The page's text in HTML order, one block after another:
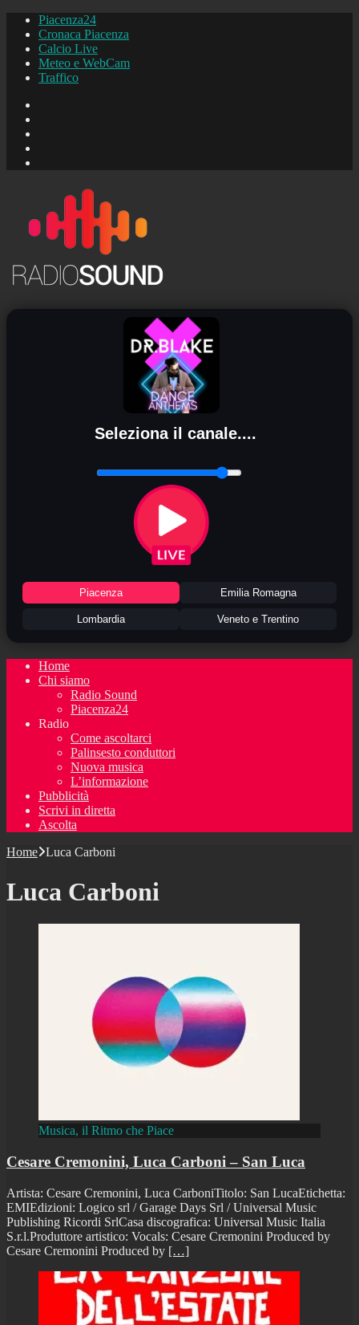
Piacenza24
Cronaca Piacenza
Calcio Live
Meteo e WebCam
Traffico
Seleziona il canale....
Piacenza Emilia Romagna
Lombardia Veneto e Trentino
Home
Chi siamo
Radio Sound
Piacenza24
Radio
Come ascoltarci
Palinsesto conduttori
Nuova musica
L’informazione
Pubblicità
Scrivi in diretta
Ascolta
Home Luca Carboni
Luca Carboni
Musica, il Ritmo che Piace
Cesare Cremonini, Luca Carboni – San Luca
Artista: Cesare Cremonini, Luca CarboniTitolo: San LucaEtichetta:
EMIEdizioni: Logico srl / Garage Days Srl / Universal Music
Publishing Ricordi SrlCasa discografica: Universal Music Italia
S.r.l.Produttore artistico: Vocals: Cesare Cremonini Produced by
Cesare Cremonini Produced by […]